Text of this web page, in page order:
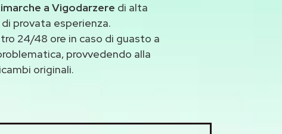
a Vigodarzere di alta
provata esperienza.
24/48 ore in caso di guasto a
provvedendo alla
originali.